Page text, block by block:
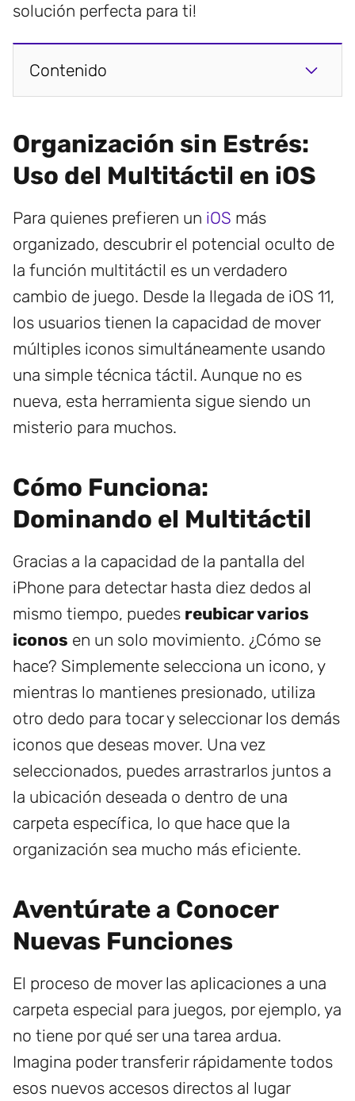
solución perfecta para ti!
Contenido
Organización sin Estrés:
Uso del Multitáctil en iOS
Para quienes prefieren un iOS más
organizado, descubrir el potencial oculto de
la función multitáctil es un verdadero
cambio de juego. Desde la llegada de iOS 11,
los usuarios tienen la capacidad de mover
múltiples iconos simultáneamente usando
una simple técnica táctil. Aunque no es
nueva, esta herramienta sigue siendo un
misterio para muchos.
Cómo Funciona:
Dominando el Multitáctil
Gracias a la capacidad de la pantalla del
iPhone para detectar hasta diez dedos al
mismo tiempo, puedes reubicar varios
iconos en un solo movimiento. ¿Cómo se
hace? Simplemente selecciona un icono, y
mientras lo mantienes presionado, utiliza
otro dedo para tocar y seleccionar los demás
iconos que deseas mover. Una vez
seleccionados, puedes arrastrarlos juntos a
la ubicación deseada o dentro de una
carpeta específica, lo que hace que la
organización sea mucho más eficiente.
Aventúrate a Conocer
Nuevas Funciones
El proceso de mover las aplicaciones a una
carpeta especial para juegos, por ejemplo, ya
no tiene por qué ser una tarea ardua.
Imagina poder transferir rápidamente todos
esos nuevos accesos directos al lugar